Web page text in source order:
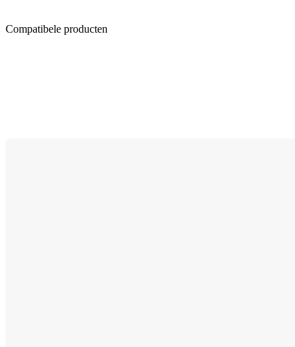
Compatibele producten